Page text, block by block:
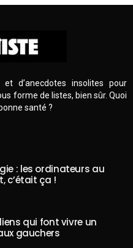
d’anecdotes insolites pour
forme de listes, bien sûr. Quoi
santé ?
: les ordinateurs au
c’était ça !
qui font vivre un
gauchers